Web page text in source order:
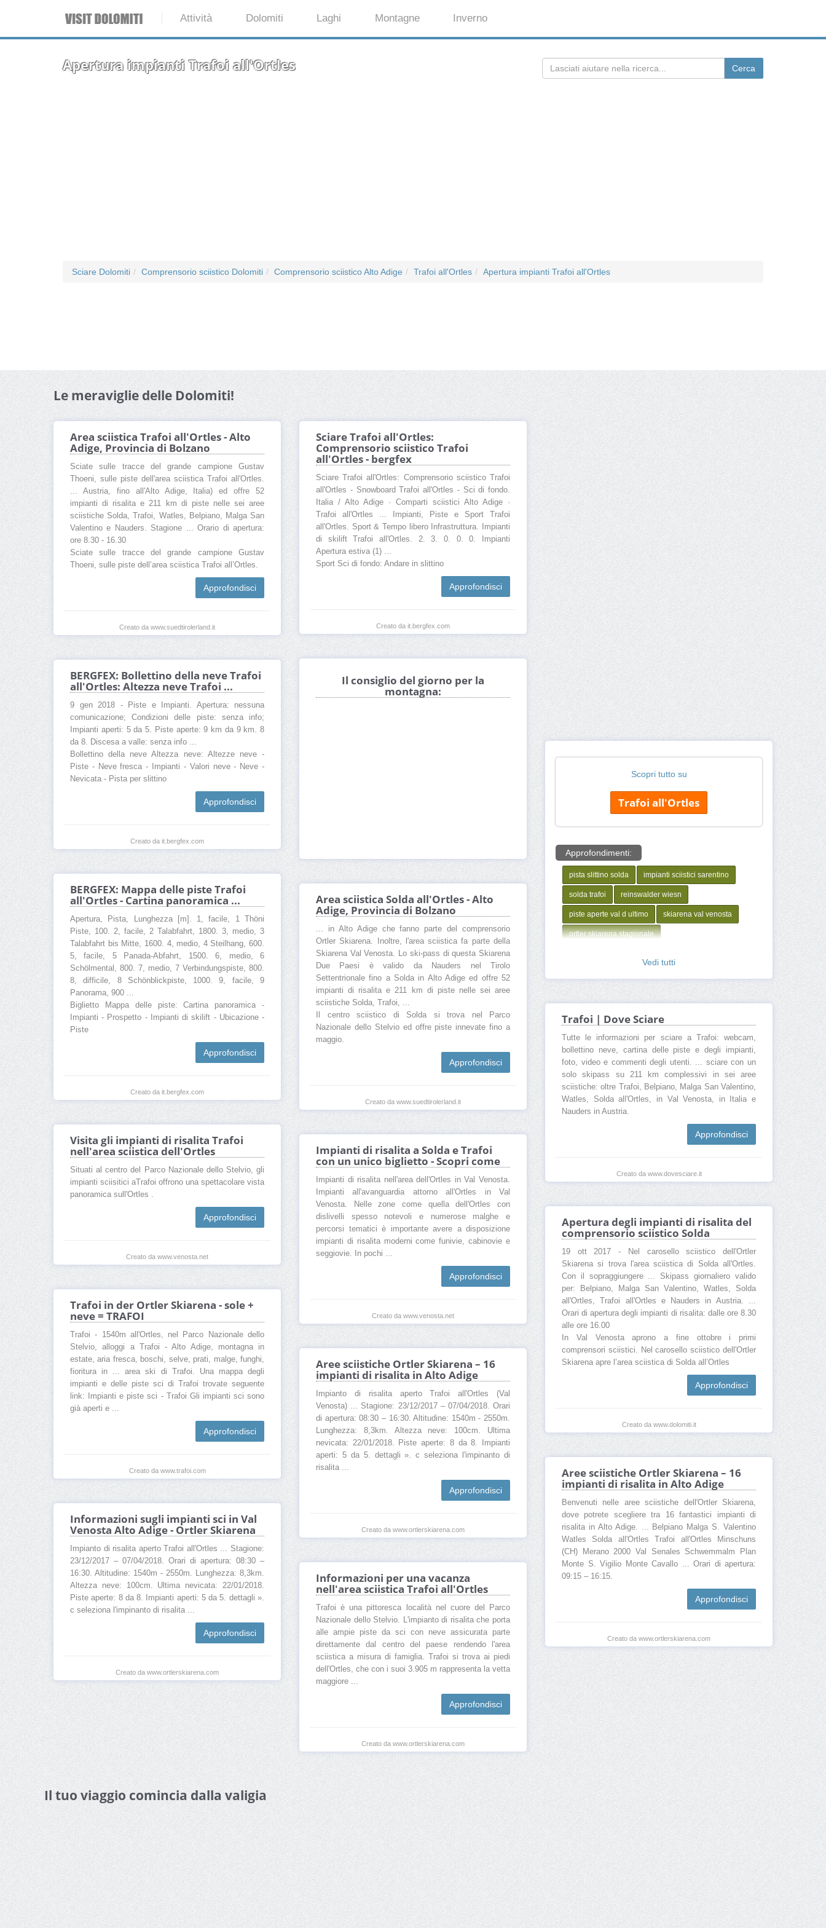
Attività Dolomiti Laghi Montagne Inverno
Apertura impianti Trafoi all'Ortles
Sciare Dolomiti Comprensorio sciistico Dolomiti Comprensorio sciistico Alto Adige Trafoi all'Ortles Apertura impianti Trafoi all'Ortles
Le meraviglie delle Dolomiti!
Area sciistica Trafoi all'Ortles - Alto
Adige, Provincia di Bolzano
Sciate sulle tracce del grande campione Gustav
Thoeni, sulle piste dell'area sciistica Trafoi all'Ortles.
... Austria, fino all'Alto Adige, Italia) ed offre 52
impianti di risalita e 211 km di piste nelle sei aree
sciistiche Solda, Trafoi, Watles, Belpiano, Malga San
Valentino e Nauders. Stagione ... Orario di apertura:
ore 8.30 - 16.30
Sciate sulle tracce del grande campione Gustav
Thoeni, sulle piste dell’area sciistica Trafoi all’Ortles.
Approfondisci
Creato da www.suedtirolerland.it
Sciare Trafoi all'Ortles:
Comprensorio sciistico Trafoi
all'Ortles - bergfex
Sciare Trafoi all'Ortles: Comprensorio sciistico Trafoi
all'Ortles - Snowboard Trafoi all'Ortles - Sci di fondo.
Italia / Alto Adige · Comparti sciistici Alto Adige ·
Trafoi all'Ortles ... Impianti, Piste e Sport Trafoi
all'Ortles. Sport & Tempo libero Infrastruttura. Impianti
di skilift Trafoi all'Ortles. 2. 3. 0. 0. 0. Impianti
Apertura estiva (1) ...
Sport Sci di fondo: Andare in slittino
Approfondisci
Creato da it.bergfex.com
Scopri tutto su
Trafoi all'Ortles
Approfondimenti:
pista slittino solda impianti sciistici sarentino
solda trafoi reinswalder wiesn
piste aperte val d ultimo skiarena val venosta
ortler skiarena stagionale
Vedi tutti
Il consiglio del giorno per la
montagna:
BERGFEX: Bollettino della neve Trafoi
all'Ortles: Altezza neve Trafoi ...
9 gen 2018 - Piste e Impianti. Apertura: nessuna
comunicazione; Condizioni delle piste: senza info;
Impianti aperti: 5 da 5. Piste aperte: 9 km da 9 km. 8
da 8. Discesa a valle: senza info ...
Bollettino della neve Altezza neve: Altezze neve -
Piste - Neve fresca - Impianti - Valori neve - Neve -
Nevicata - Pista per slittino
Approfondisci
Creato da it.bergfex.com
BERGFEX: Mappa delle piste Trafoi
all'Ortles - Cartina panoramica ...
Apertura, Pista, Lunghezza [m]. 1, facile, 1 Thöni
Piste, 100. 2, facile, 2 Talabfahrt, 1800. 3, medio, 3
Talabfahrt bis Mitte, 1600. 4, medio, 4 Steilhang, 600.
5, facile, 5 Panada-Abfahrt, 1500. 6, medio, 6
Schölmental, 800. 7, medio, 7 Verbindungspiste, 800.
8, difficile, 8 Schönblickpiste, 1000. 9, facile, 9
Panorama, 900 ...
Biglietto Mappa delle piste: Cartina panoramica -
Impianti - Prospetto - Impianti di skilift - Ubicazione -
Piste
Approfondisci
Creato da it.bergfex.com
Area sciistica Solda all'Ortles - Alto
Adige, Provincia di Bolzano
... in Alto Adige che fanno parte del comprensorio
Ortler Skiarena. Inoltre, l'area sciistica fa parte della
Skiarena Val Venosta. Lo ski-pass di questa Skiarena
Due Paesi è valido da Nauders nel Tirolo
Settentrionale fino a Solda in Alto Adige ed offre 52
impianti di risalita e 211 km di piste nelle sei aree
sciistiche Solda, Trafoi, ...
Il centro sciistico di Solda si trova nel Parco
Nazionale dello Stelvio ed offre piste innevate fino a
maggio.
Approfondisci
Creato da www.suedtirolerland.it
Trafoi | Dove Sciare
Tutte le informazioni per sciare a Trafoi: webcam,
bollettino neve, cartina delle piste e degli impianti,
foto, video e commenti degli utenti. ... sciare con un
solo skipass su 211 km complessivi in sei aree
sciistiche: oltre Trafoi, Belpiano, Malga San Valentino,
Watles, Solda all'Ortles, in Val Venosta, in Italia e
Nauders in Austria.
Approfondisci
Creato da www.dovesciare.it
Visita gli impianti di risalita Trafoi
nell'area sciistica dell'Ortles
Situati al centro del Parco Nazionale dello Stelvio, gli
impianti sciisitici aTrafoi offrono una spettacolare vista
panoramica sull'Ortles .
Approfondisci
Creato da www.venosta.net
Impianti di risalita a Solda e Trafoi
con un unico biglietto - Scopri come
Impianti di risalita nell'area dell'Ortles in Val Venosta.
Impianti all'avanguardia attorno all'Ortles in Val
Venosta. Nelle zone come quella dell'Ortles con
dislivelli spesso notevoli e numerose malghe e
percorsi tematici è importante avere a disposizione
impianti di risalita moderni come funivie, cabinovie e
seggiovie. In pochi ...
Approfondisci
Creato da www.venosta.net
Apertura degli impianti di risalita del
comprensorio sciistico Solda
19 ott 2017 - Nel carosello sciistico dell'Ortler
Skiarena si trova l'area sciistica di Solda all'Ortles.
Con il sopraggiungere ... Skipass giornaliero valido
per: Belpiano, Malga San Valentino, Watles, Solda
all'Ortles, Trafoi all'Ortles e Nauders in Austria. ...
Orari di apertura degli impianti di risalita: dalle ore 8.30
alle ore 16.00
In Val Venosta aprono a fine ottobre i primi
comprensori sciistici. Nel carosello sciistico dell'Ortler
Skiarena apre l’area sciistica di Solda all’Ortles
Approfondisci
Creato da www.dolomiti.it
Trafoi in der Ortler Skiarena - sole +
neve = TRAFOI
Trafoi - 1540m all'Ortles, nel Parco Nazionale dello
Stelvio, alloggi a Trafoi - Alto Adige, montagna in
estate, aria fresca, boschi, selve, prati, malge, funghi,
fioritura in ... area ski di Trafoi. Una mappa degli
impianti e delle piste sci di Trafoi trovate seguente
link: Impianti e piste sci - Trafoi Gli impianti sci sono
già aperti e ...
Approfondisci
Creato da www.trafoi.com
Aree sciistiche Ortler Skiarena – 16
impianti di risalita in Alto Adige
Impianto di risalita aperto Trafoi all'Ortles (Val
Venosta) ... Stagione: 23/12/2017 – 07/04/2018. Orari
di apertura: 08:30 – 16:30. Altitudine: 1540m - 2550m.
Lunghezza: 8,3km. Altezza neve: 100cm. Ultima
nevicata: 22/01/2018. Piste aperte: 8 da 8. Impianti
aperti: 5 da 5. dettagli ». c seleziona l'impinanto di
risalita ...
Approfondisci
Creato da www.ortlerskiarena.com
Aree sciistiche Ortler Skiarena – 16
impianti di risalita in Alto Adige
Benvenuti nelle aree sciistiche dell'Ortler Skiarena,
dove potrete scegliere tra 16 fantastici impianti di
risalita in Alto Adige. ... Belpiano Malga S. Valentino
Watles Solda all'Ortles Trafoi all'Ortles Minschuns
(CH) Merano 2000 Val Senales Schwemmalm Plan
Monte S. Vigilio Monte Cavallo ... Orari di apertura:
09:15 – 16:15.
Approfondisci
Creato da www.ortlerskiarena.com
Informazioni sugli impianti sci in Val
Venosta Alto Adige - Ortler Skiarena
Impianto di risalita aperto Trafoi all'Ortles ... Stagione:
23/12/2017 – 07/04/2018. Orari di apertura: 08:30 –
16:30. Altitudine: 1540m - 2550m. Lunghezza: 8,3km.
Altezza neve: 100cm. Ultima nevicata: 22/01/2018.
Piste aperte: 8 da 8. Impianti aperti: 5 da 5. dettagli ».
c seleziona l'impinanto di risalita ...
Approfondisci
Creato da www.ortlerskiarena.com
Informazioni per una vacanza
nell'area sciistica Trafoi all'Ortles
Trafoi è una pittoresca località nel cuore del Parco
Nazionale dello Stelvio. L'impianto di risalita che porta
alle ampie piste da sci con neve assicurata parte
direttamente dal centro del paese rendendo l'area
sciistica a misura di famiglia. Trafoi si trova ai piedi
dell'Ortles, che con i suoi 3.905 m rappresenta la vetta
maggiore ...
Approfondisci
Creato da www.ortlerskiarena.com
Il tuo viaggio comincia dalla valigia